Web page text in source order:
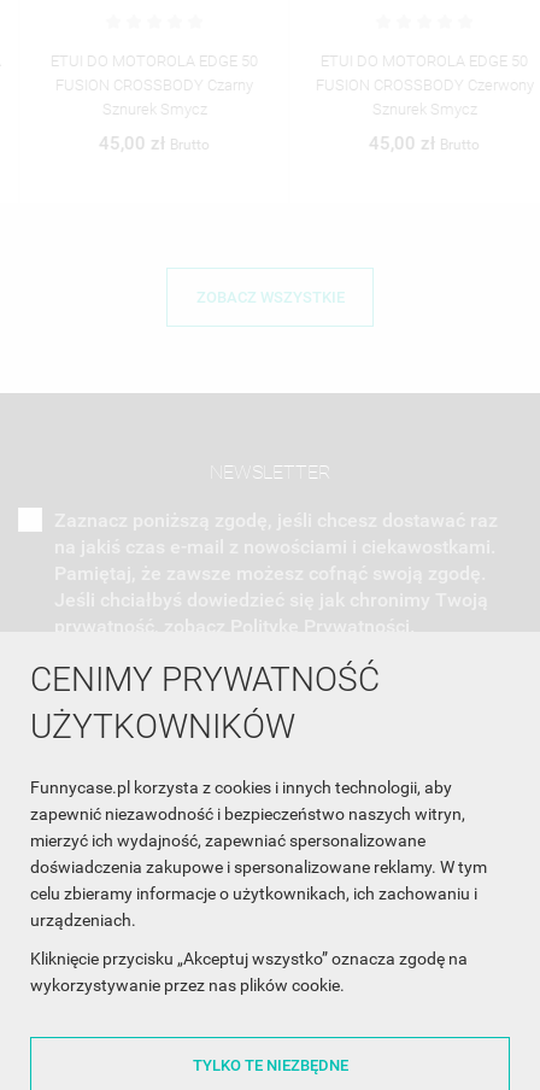
CENIMY PRYWATNOŚĆ
UŻYTKOWNIKÓW
Funnycase.pl korzysta z cookies i innych technologii, aby
zapewnić niezawodność i bezpieczeństwo naszych witryn,
mierzyć ich wydajność, zapewniać spersonalizowane
doświadczenia zakupowe i spersonalizowane reklamy. W tym
celu zbieramy informacje o użytkownikach, ich zachowaniu i
urządzeniach.
Kliknięcie przycisku „Akceptuj wszystko” oznacza zgodę na
wykorzystywanie przez nas plików cookie.
TYLKO TE NIEZBĘDNE
ETUI DO MOTOROLA EDGE 50
FUSION CROSSBODY Czarny
Sznurek Smycz
45,00 zł Brutto
ETUI DO MOTOROLA EDGE 50
FUSION CROSSBODY Czerwony
Sznurek Smycz
45,00 zł Brutto
ZOBACZ WSZYSTKIE
NEWSLETTER
INFORMACJA O SKLEPIE
INFORMACJE
OBSŁUGA KLIENTA
WSPÓŁPRACA
ŚLEDŹ NAS NA FACEBOOKU